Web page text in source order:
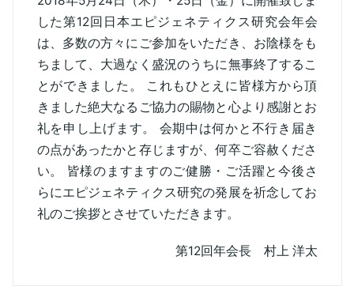
した第12回日本エピジェネティクス研究会年会
は、多数の方々にご参加をいただき、お陰様をも
ちまして、大過なく盛況のうちに無事終了するこ
とができました。 これもひとえに皆様方から頂
きました絶大なるご協力の賜物と心より感謝とお
礼を申し上げます。 会期中は何かと不行き届き
の点があったかと存じますが、何卒ご容赦くださ
い。 皆様のますますのご健勝・ご活躍と今後さ
らにエピジェネティクス研究の発展を祈念してお
礼のご挨拶とさせていただきます。
第12回年会長 村上 洋太